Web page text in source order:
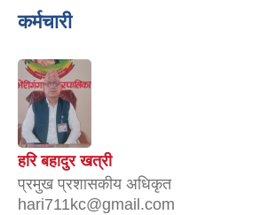
कर्मचारी
हरि बहादुर खत्री
प्रमुख प्रशासकीय अधिकृत
hari711kc@gmail.com